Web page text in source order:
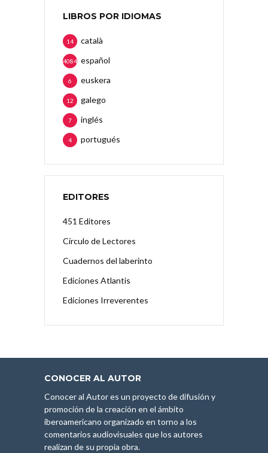
LIBROS POR IDIOMAS
català
14
español
4084
euskera
6
galego
12
inglés
7
portugués
4
EDITORES
451 Editores
Círculo de Lectores
Cuadernos del laberinto
Ediciones Atlantis
Ediciones Irreverentes
CONOCER AL AUTOR
Conocer al Autor es un proyecto de difusión y
promoción de la creación en el ámbito
iberoamericano organizado en torno a los
comentarios audiovisuales que los autores
realizan de su propia obra.